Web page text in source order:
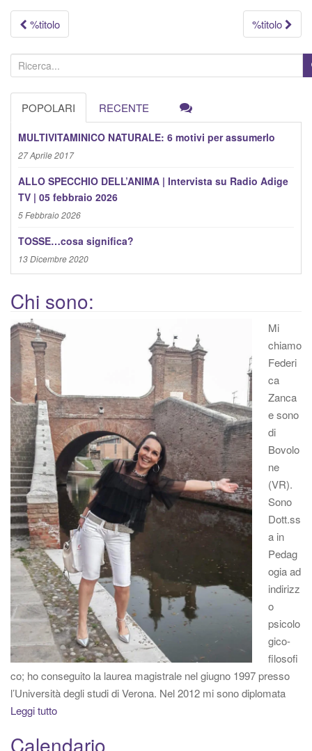
Navigazione
articolo
%titolo %titolo
e
r
POPOLARI RECENTE
MULTIVITAMINICO NATURALE: 6 motivi per assumerlo
27 Aprile 2017
ALLO SPECCHIO DELL’ANIMA | Intervista su Radio Adige
TV | 05 febbraio 2026
5 Febbraio 2026
TOSSE…cosa significa?
13 Dicembre 2020
Chi sono:
Mi
chiamo
Federi
ca
Zanca
e sono
di
Bovolo
ne
(VR).
Sono
Dott.ss
a in
Pedag
ogia ad
indirizz
o
psicolo
gico-
filosofi
co; ho conseguito la laurea magistrale nel giugno 1997 presso
l’Università degli studi di Verona. Nel 2012 mi sono diplomata
Leggi tutto
Calendario